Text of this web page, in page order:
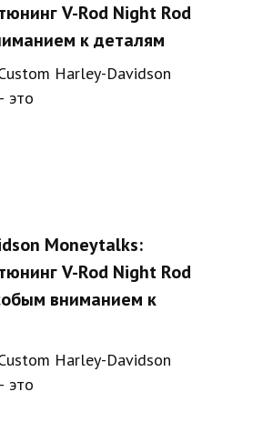
V-Rod Night Rod
к деталям
Harley-Davidson
это
Moneytalks:
V-Rod Night Rod
вниманием к
Harley-Davidson
это